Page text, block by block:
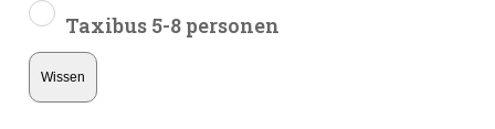
Taxibus 5-8 personen
Wissen